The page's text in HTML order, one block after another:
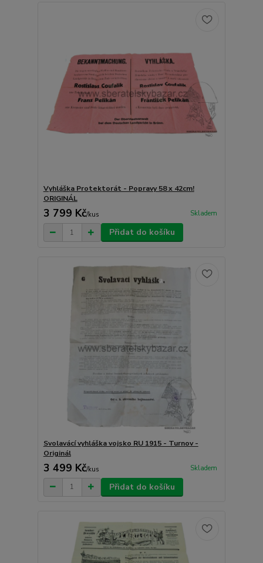
Vyhláška Protektorát - Popravy 58 x 42cm!
ORIGINÁL
3 799 Kč/kus Skladem
Přidat do košíku
Svolavácí vyhláška vojsko RU 1915 - Turnov -
Originál
3 499 Kč/kus Skladem
Přidat do košíku